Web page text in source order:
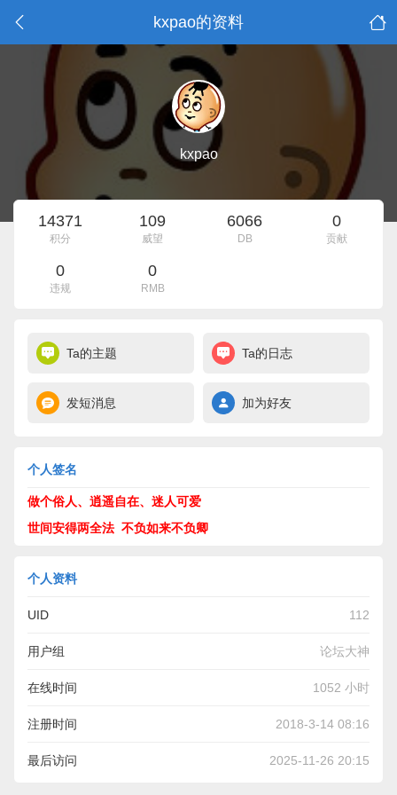
kxpao的资料
kxpao
14371
积分
109
威望
6066
DB
0
贡献
0
违规
0
RMB
Ta的主题 Ta的日志
发短消息 加为好友
个人签名
做个俗人、逍遥自在、迷人可爱
世间安得两全法 不负如来不负卿
个人资料
UID 112
用户组 论坛大神
在线时间 1052 小时
注册时间 2018-3-14 08:16
最后访问 2025-11-26 20:15